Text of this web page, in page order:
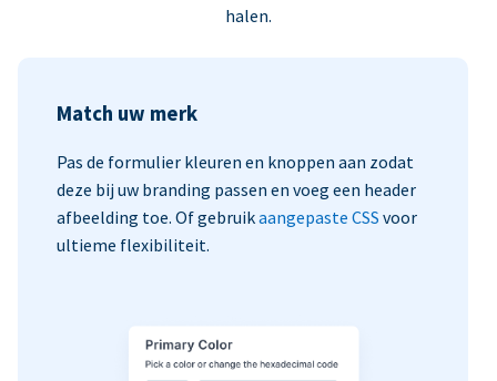
halen.
Match uw merk
Pas de formulier kleuren en knoppen aan zodat
deze bij uw branding passen en voeg een header
afbeelding toe. Of gebruikaangepaste CSS voor
ultieme flexibiliteit.